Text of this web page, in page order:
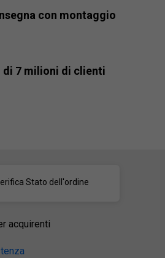
con montaggio
di 7 milioni di clienti
Stato dell'ordine
acquirenti